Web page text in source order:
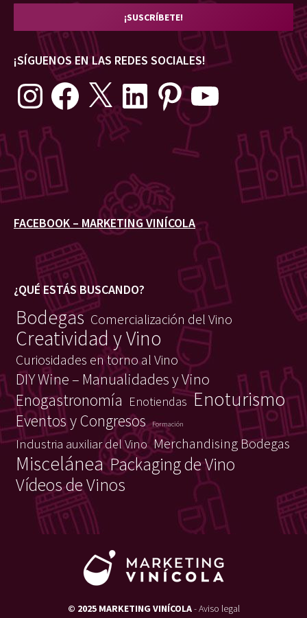
¡SÍGUENOS EN LAS REDES SOCIALES!
Instagram Facebook LinkedIn PinterestYouTube
FACEBOOK – MARKETING VINÍCOLA
¿QUÉ ESTÁS BUSCANDO?
Bodegas Comercialización del Vino
Creatividad y Vino
Curiosidades en torno al Vino
DIY Wine – Manualidades y Vino
Enogastronomía Enotiendas Enoturismo
Eventos y Congresos Formación
Industria auxiliar del Vino Merchandising Bodegas
Miscelánea Packaging de Vino
Vídeos de Vinos
© 2025 MARKETING VINÍCOLA-Aviso legal